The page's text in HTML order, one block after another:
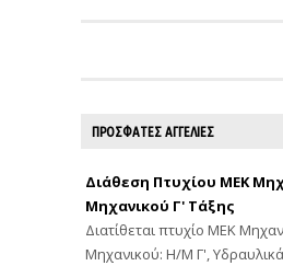
ΠΡΟΣΦΑΤΕΣ ΑΓΓΕΛΙΕΣ
Διάθεση Πτυχίου ΜΕΚ
Μηχανικού Γ' Τάξης
Διατίθεται πτυχίο ΜΕΚ
Μηχανικού: Η/Μ Γ',